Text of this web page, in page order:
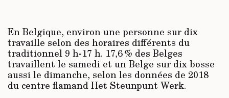
En Belgique, environ une personne sur dix
travaille selon des horaires différents du
traditionnel 9 h-17 h. 17,6 % des Belges
travaillent le samedi et un Belge sur dix bosse
aussi le dimanche, selon les données de 2018
du centre flamand Het Steunpunt Werk.